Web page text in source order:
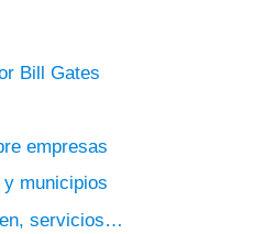
Bill Gates
empresas
municipios
servicios…